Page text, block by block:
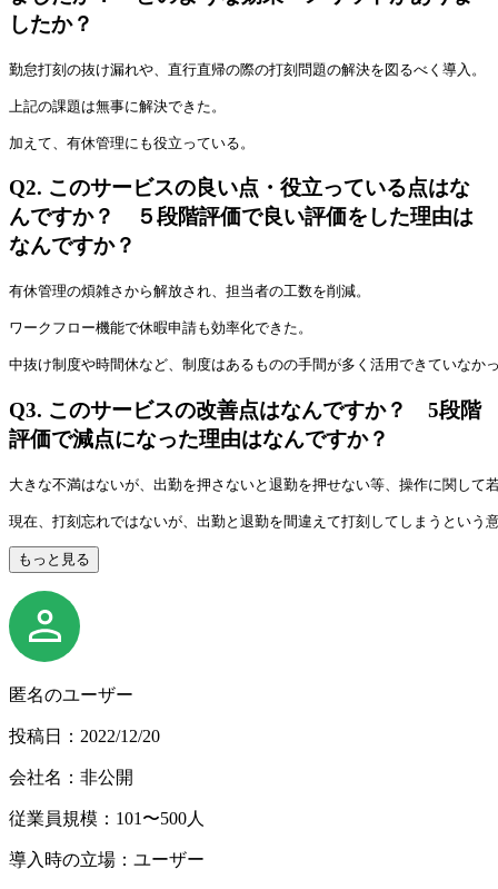
したか？
勤怠打刻の抜け漏れや、直行直帰の際の打刻問題の解決を図るべく導入。
上記の課題は無事に解決できた。
加えて、有休管理にも役立っている。
Q2. このサービスの良い点・役立っている点はな
んですか？ ５段階評価で良い評価をした理由は
なんですか？
有休管理の煩雑さから解放され、担当者の工数を削減。
ワークフロー機能で休暇申請も効率化できた。
中抜け制度や時間休など、制度はあるものの手間が多く活用できていなか
Q3. このサービスの改善点はなんですか？ 5段階
評価で減点になった理由はなんですか？
大きな不満はないが、出勤を押さないと退勤を押せない等、操作に関して
現在、打刻忘れではないが、出勤と退勤を間違えて打刻してしまうという
もっと見る
匿名のユーザー
投稿日：2022/12/20
会社名：非公開
従業員規模：101〜500人
導入時の立場：ユーザー